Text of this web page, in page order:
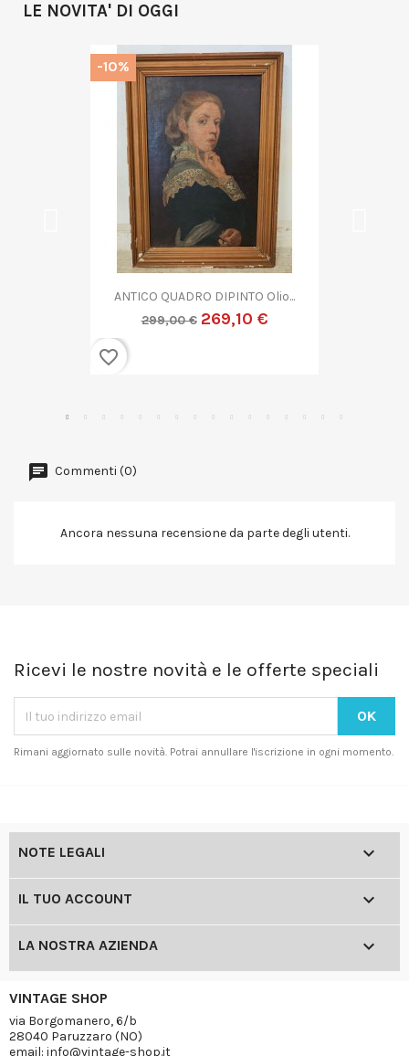
LE NOVITA' DI OGGI
QUADRO DIPINTO ASTRATTO G....
299,00 € 269,10 €
-10%
Commenti (0)
Ancora nessuna recensione da parte degli utenti.
Ricevi le nostre novità e le offerte speciali
Rimani aggiornato sulle novità. Potrai annullare l'iscrizione in ogni momento.
NOTE LEGALI 
IL TUO ACCOUNT 
LA NOSTRA AZIENDA 
VINTAGE SHOP
via Borgomanero, 6/b
28040 Paruzzaro (NO)
email: info@vintage-shop.it